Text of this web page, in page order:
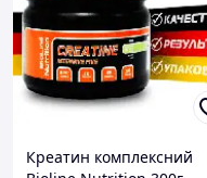
Креатин комплексний